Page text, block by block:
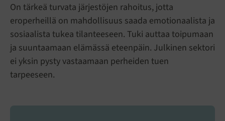
On tärkeä turvata järjestöjen rahoitus, jotta
eroperheillä on mahdollisuus saada emotionaalista ja
sosiaalista tukea tilanteeseen. Tuki auttaa toipumaan
ja suuntaamaan elämässä eteenpäin. Julkinen sektori
ei yksin pysty vastaamaan perheiden tuen
tarpeeseen.